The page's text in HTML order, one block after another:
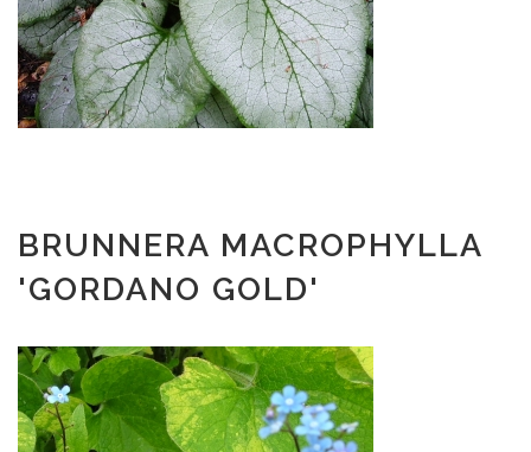
BRUNNERA MACROPHYLLA
'GORDANO GOLD'